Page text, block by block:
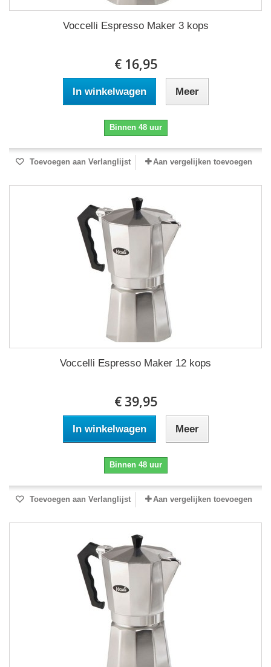
Voccelli Espresso Maker 3 kops
€ 16,95
In winkelwagen Meer
Binnen 48 uur
Toevoegen aan Verlanglijst Aan vergelijken toevoegen
Voccelli Espresso Maker 12 kops
€ 39,95
In winkelwagen Meer
Binnen 48 uur
Toevoegen aan Verlanglijst Aan vergelijken toevoegen